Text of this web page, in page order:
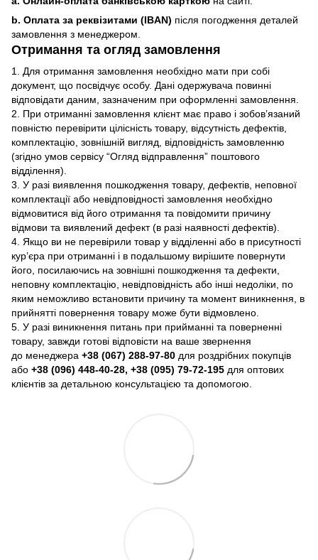
b. Оплата за реквізитами (IBAN) після погодження деталей
замовлення з менеджером.
Отримання та огляд замовлення
1. Для отримання замовлення необхідно мати при собі
документ, що посвідчує особу. Дані одержувача повинні
відповідати даним, зазначеним при оформленні замовлення.
2. При отриманні замовлення клієнт має право і зобов’язаний
повністю перевірити цілісність товару, відсутність дефектів,
комплектацію, зовнішній вигляд, відповідність замовленню
(згідно умов сервісу “Огляд відправлення” поштового
відділення).
3. У разі виявлення пошкодження товару, дефектів, неповної
комплектації або невідповідності замовлення необхідно
відмовитися від його отримання та повідомити причину
відмови та виявлений дефект (в разі наявності дефектів).
4. Якщо ви не перевірили товар у відділенні або в присутності
кур’єра при отриманні і в подальшому вирішите повернути
його, посилаючись на зовнішні пошкодження та дефекти,
неповну комплектацію, невідповідність або інші недоліки, по
яким неможливо встановити причину та момент виникнення, в
прийнятті повернення товару може бути відмовлено.
5. У разі виникнення питань при прийманні та поверненні
товару, завжди готові відповісти на ваше звернення
до менеджера +38 (067) 288-97-80 для роздрібних покупців
або +38 (096) 448-40-28, +38 (095) 79-72-195 для оптових
клієнтів за детальною консультацією та допомогою.